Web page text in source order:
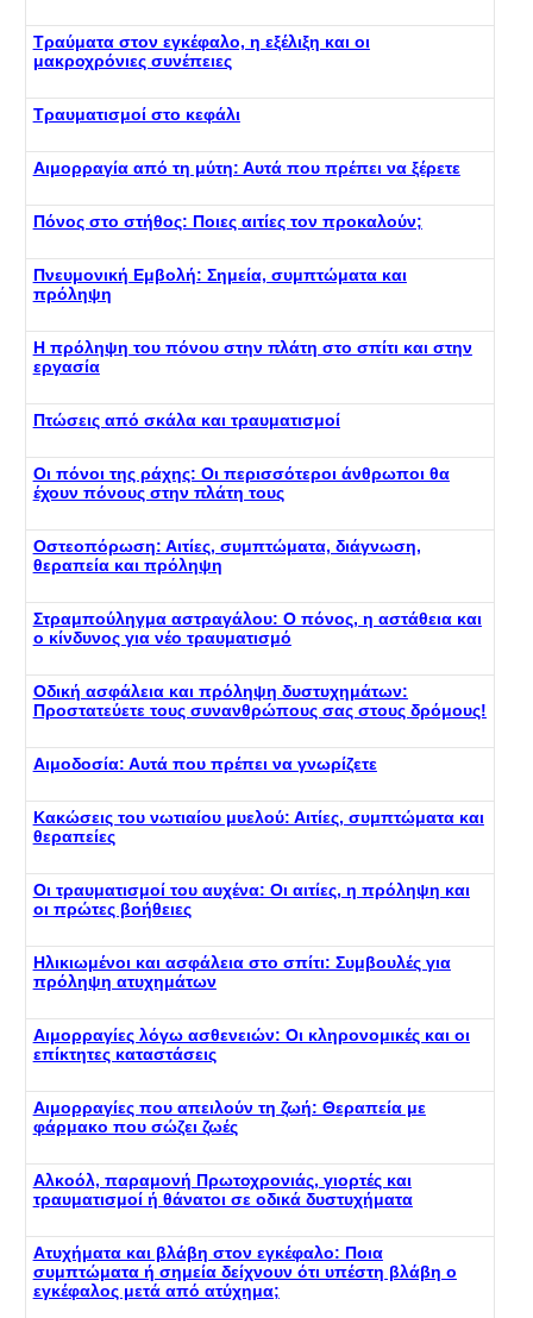
Τραύματα στον εγκέφαλο, η εξέλιξη και οι
μακροχρόνιες συνέπειες
Τραυματισμοί στο κεφάλι
Αιμορραγία από τη μύτη: Αυτά που πρέπει να ξέρετε
Πόνος στο στήθος: Ποιες αιτίες τον προκαλούν;
Πνευμονική Εμβολή: Σημεία, συμπτώματα και
πρόληψη
Η πρόληψη του πόνου στην πλάτη στο σπίτι και στην
εργασία
Πτώσεις από σκάλα και τραυματισμοί
Οι πόνοι της ράχης: Οι περισσότεροι άνθρωποι θα
έχουν πόνους στην πλάτη τους
Οστεοπόρωση: Αιτίες, συμπτώματα, διάγνωση,
θεραπεία και πρόληψη
Στραμπούληγμα αστραγάλου: Ο πόνος, η αστάθεια και
ο κίνδυνος για νέο τραυματισμό
Οδική ασφάλεια και πρόληψη δυστυχημάτων:
Προστατεύετε τους συνανθρώπους σας στους δρόμους!
Αιμοδοσία: Αυτά που πρέπει να γνωρίζετε
Κακώσεις του νωτιαίου μυελού: Αιτίες, συμπτώματα και
θεραπείες
Οι τραυματισμοί του αυχένα: Οι αιτίες, η πρόληψη και
οι πρώτες βοήθειες
Ηλικιωμένοι και ασφάλεια στο σπίτι: Συμβουλές για
πρόληψη ατυχημάτων
Αιμορραγίες λόγω ασθενειών: Οι κληρονομικές και οι
επίκτητες καταστάσεις
Αιμορραγίες που απειλούν τη ζωή: Θεραπεία με
φάρμακο που σώζει ζωές
Αλκοόλ, παραμονή Πρωτοχρονιάς, γιορτές και
τραυματισμοί ή θάνατοι σε οδικά δυστυχήματα
Ατυχήματα και βλάβη στον εγκέφαλο: Ποια
συμπτώματα ή σημεία δείχνουν ότι υπέστη βλάβη ο
εγκέφαλος μετά από ατύχημα;